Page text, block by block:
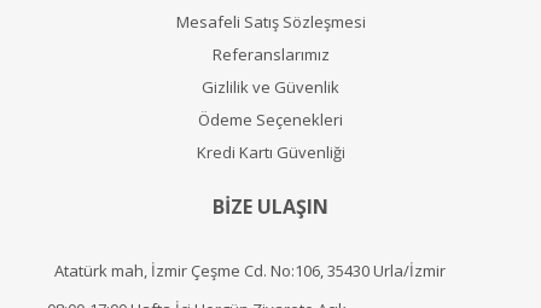
Mesafeli Satış Sözleşmesi
Referanslarımız
Gizlilik ve Güvenlik
Ödeme Seçenekleri
Kredi Kartı Güvenliği
BİZE ULAŞIN
Atatürk mah, İzmir Çeşme Cd. No:106, 35430 Urla/İzmir